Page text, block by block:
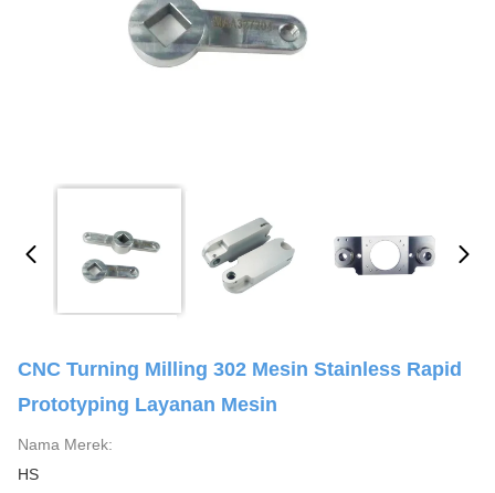
CNC Turning Milling 302 Mesin Stainless Rapid
Prototyping Layanan Mesin
Nama Merek:
HS